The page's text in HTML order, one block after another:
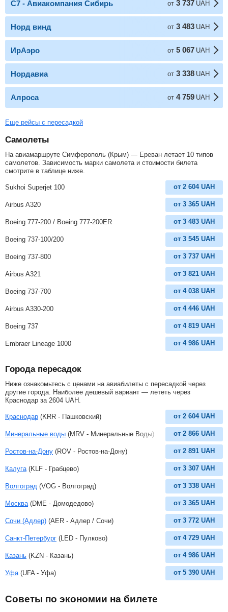
С7 - Авиакомпания Сибирь от 3 737 UAH
Норд винд от 3 483 UAH
ИрАэро от 5 067 UAH
Нордавиа от 3 338 UAH
Алроса от 4 759 UAH
Еще рейсы с пересадкой
Самолеты
На авиамаршруте Симферополь (Крым) — Ереван летает 10 типов
самолетов. Зависимость марки самолета и стоимости билета
смотрите в таблице ниже.
Sukhoi Superjet 100 от 2 604 UAH
Airbus A320 от 3 365 UAH
Boeing 777-200 / Boeing 777-200ER от 3 483 UAH
Boeing 737-100/200 от 3 545 UAH
Boeing 737-800 от 3 737 UAH
Airbus A321 от 3 821 UAH
Boeing 737-700 от 4 038 UAH
Airbus A330-200 от 4 446 UAH
Boeing 737 от 4 819 UAH
Embraer Lineage 1000 от 4 986 UAH
Города пересадок
Ниже ознакомьтесь с ценами на авиабилеты с пересадкой через
другие города. Наиболее дешевый вариант — лететь через
Краснодар за 2604 UAH
Краснодар (KRR - Пашковский) от 2 604 UAH
Минеральные воды (MRV - Минеральные Воды) от 2 866 UAH
Ростов-на-Дону (ROV - Ростов-на-Дону) от 2 891 UAH
Калуга (KLF - Грабцево) от 3 307 UAH
Волгоград (VOG - Волгоград) от 3 338 UAH
Москва (DME - Домодедово) от 3 365 UAH
Сочи (Адлер) (AER - Адлер / Сочи) от 3 772 UAH
Санкт-Петербург (LED - Пулково) от 4 729 UAH
Казань (KZN - Казань) от 4 986 UAH
Уфа (UFA - Уфа) от 5 390 UAH
Советы по экономии на билете